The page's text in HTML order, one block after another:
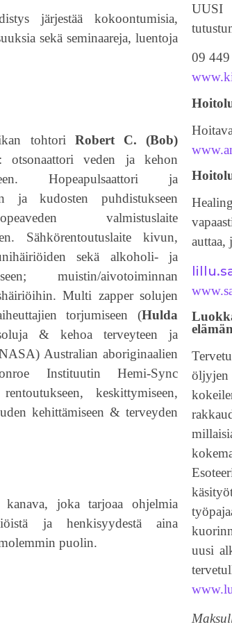
järjestää kokoontumisia,
sekä seminaareja, luentoja
tohtori Robert C. (Bob)
otsonaattori veden ja kehon
Hopeapulsaattori ja
ja kudosten puhdistukseen
valmistuslaite
Sähkörentoutuslaite kivun,
sekä alkoholi- ja
muistin/aivotoiminnan
Multi zapper solujen
torjumiseen (Hulda
& kehoa terveyteen ja
Australian aboriginaalien
Instituutin Hemi-Sync
keskittymiseen,
kehittämiseen & terveyden
joka tarjoaa ohjelmia
ja henkisyydestä aina
puolin.
UUSI
09
auttaa,
öljyjen
uusi